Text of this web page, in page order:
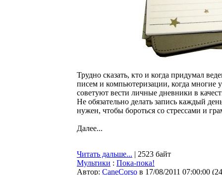
Трудно сказать, кто и когда придумал
писем и компьютеризации, когда многие
советуют вести личные дневники в
Не обязательно делать запись каждый
нужен, чтобы бороться со стрессами и
Далее...
Читать дальше... | 2523 байт
Мультики : Пока-пока!
Автор: CaneCorso в 17/08/2011 07:00:00 (